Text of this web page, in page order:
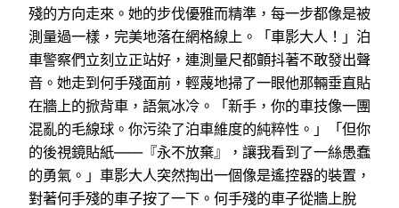
殘的方向走來。她的步伐優雅而精準，每一步都像是被
測量過一樣，完美地落在網格線上。「車影大人！」泊
車警察們立刻立正站好，連測量尺都顫抖著不敢發出聲
音。她走到何手殘面前，輕蔑地掃了一眼他那輛垂直貼
在牆上的掀背車，語氣冰冷。「新手，你的車技像一團
混亂的毛線球。你污染了泊車維度的純粹性。」「但你
的後視鏡貼紙——『永不放棄』，讓我看到了一絲愚蠢
的勇氣。」車影大人突然掏出一個像是遙控器的裝置，
對著何手殘的車子按了一下。何手殘的車子從牆上脫